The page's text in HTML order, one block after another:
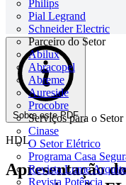
Philips
Pial Legrand
Schneider Electric
Parceiro do Setor
Abilux
Abracopel
Abreme
Aureside
Procobre
Serviços para o Setor
Cinase
O Setor Elétrico
Programa Casa
Revista Lume
Revista Potência
Sobre este PDF
HDL
Apresentação